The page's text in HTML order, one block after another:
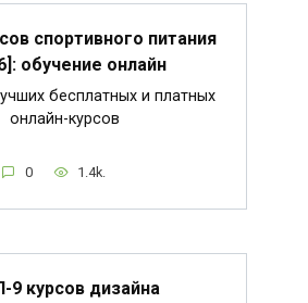
спортивного питания
обучение онлайн
бесплатных и платных
онлайн-курсов
0 1.4k.
9 курсов дизайна